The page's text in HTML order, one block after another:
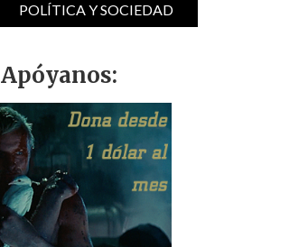
POLÍTICA Y SOCIEDAD
Apóyanos: